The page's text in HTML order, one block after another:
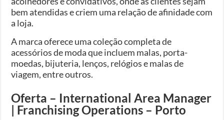
bem atendidas e criem uma relação de afinidade com
a loja.
A marca oferece uma coleção completa de
acessórios de moda que incluem malas, porta-
moedas, bijuteria, lenços, relógios e malas de
viagem, entre outros.
Oferta – International Area Manager
| Franchising Operations – Porto